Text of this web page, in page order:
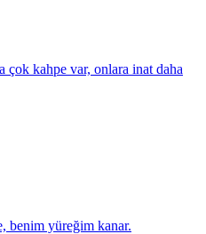
çok kahpe var, onlara inat daha
benim yüreğim kanar.